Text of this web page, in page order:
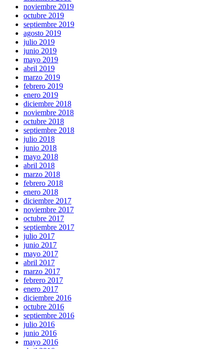
noviembre 2019
octubre 2019
septiembre 2019
agosto 2019
julio 2019
junio 2019
mayo 2019
abril 2019
marzo 2019
febrero 2019
enero 2019
diciembre 2018
noviembre 2018
octubre 2018
septiembre 2018
julio 2018
junio 2018
mayo 2018
abril 2018
marzo 2018
febrero 2018
enero 2018
diciembre 2017
noviembre 2017
octubre 2017
septiembre 2017
julio 2017
junio 2017
mayo 2017
abril 2017
marzo 2017
febrero 2017
enero 2017
diciembre 2016
octubre 2016
septiembre 2016
julio 2016
junio 2016
mayo 2016